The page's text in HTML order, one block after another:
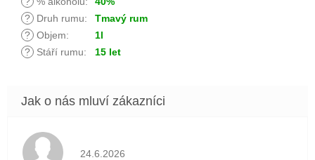
?
Druh rumu:
Tmavý rum
? Objem:
1l
?
Stáří rumu: 15 let
Hodnocení obchodu je 5 z 5 hvězdiček.
24.6.2026